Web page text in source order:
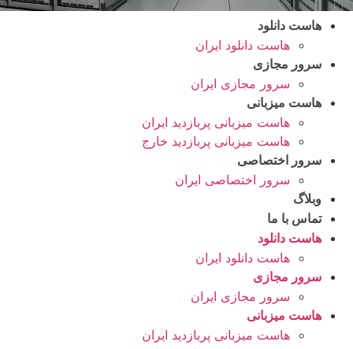
هاست دانلود
هاست دانلود ایران
سرور مجازی
سرور مجازی ایران
هاست میزبانی
هاست میزبانی پربازدید ایران
هاست میزبانی پربازدید خارج
سرور اختصاصی
سرور اختصاصی ایران
وبلاگ
تماس با ما
هاست دانلود
هاست دانلود ایران
سرور مجازی
سرور مجازی ایران
هاست میزبانی
هاست میزبانی پربازدید ایران